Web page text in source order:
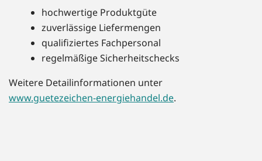
hochwertige Produktgüte
zuverlässige Liefermengen
qualifiziertes Fachpersonal
regelmäßige Sicherheitschecks
Weitere Detailinformationen unter
www.guetezeichen-energiehandel.de.